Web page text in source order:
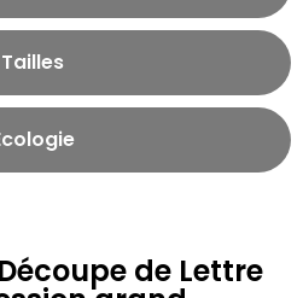
Tailles
de Lettre